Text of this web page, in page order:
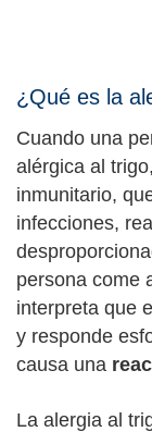
¿Qué es la
Cuando una
alérgica al
inmunitario,
infecciones,
persona come
interpreta que
y responde
causa una
La alergia al